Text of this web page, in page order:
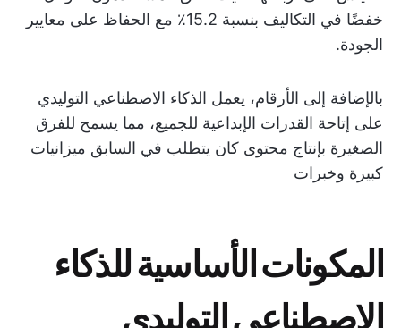
خفضًا في التكاليف بنسبة 15.2٪ مع الحفاظ على معايير
الجودة.
بالإضافة إلى الأرقام، يعمل الذكاء الاصطناعي التوليدي
على إتاحة القدرات الإبداعية للجميع، مما يسمح للفرق
الصغيرة بإنتاج محتوى كان يتطلب في السابق ميزانيات
كبيرة وخبرات
المكونات الأساسية للذكاء
الاصطناعي التوليدي